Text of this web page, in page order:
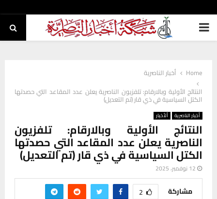
PRIMARY
Home
أخبار الناصرية
النتائج الأولية وبالارقام: تلفزيون الناصرية يعلن عدد المقاعد التي حصدتها
الكتل السياسية في ذي قار (تم التعديل)
أخبار الناصرية ألأخبار
النتائج الأولية وبالارقام: تلفزيون
الناصرية يعلن عدد المقاعد التي حصدتها
الكتل السياسية في ذي قار (تم التعديل)
12 نوفمبر، 2025
مشاركة 2